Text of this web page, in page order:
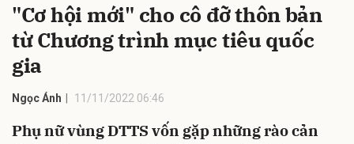
"Cơ hội mới" cho cô đỡ thôn bản
từ Chương trình mục tiêu quốc
gia
Ngọc Ánh 11/11/2022 06:46
Phụ nữ vùng DTTS vốn gặp những rào cản